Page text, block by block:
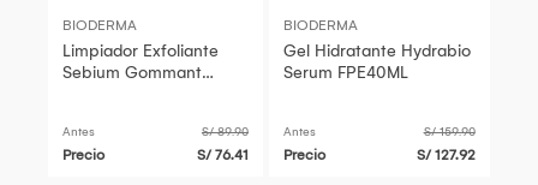
BIODERMA
Limpiador Exfoliante
Sebium Gommant
Antes S/ 89.90
Precio S/ 76.41
BIODERMA
Gel Hidratante Hydrabio
Serum FPE40ML
Antes S/ 159.90
Precio S/ 127.92